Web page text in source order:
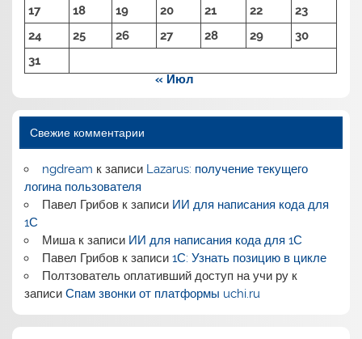
17
18 19 20 21 22
23
24
25 26 27 28 29
30
31
« Июл
Свежие комментарии
ngdream к записи Lazarus: получение текущего
логина пользователя
Павел Грибовк записи ИИ для написания кода для
1С
Мишак записи ИИ для написания кода для 1С
Павел Грибовк записи 1С: Узнать позицию в цикле
Полтзователь оплативший доступ на учи рук
записиСпам звонки от платформы uchi.ru